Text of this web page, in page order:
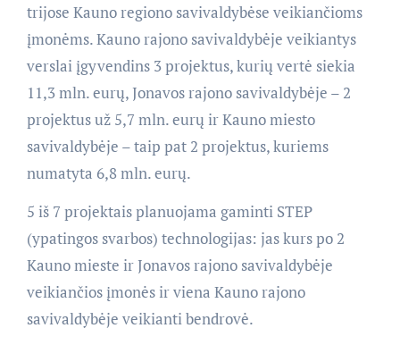
trijose Kauno regiono savivaldybėse veikiančioms
įmonėms. Kauno rajono savivaldybėje veikiantys
verslai įgyvendins 3 projektus, kurių vertė siekia
11,3 mln. eurų, Jonavos rajono savivaldybėje – 2
projektus už 5,7 mln. eurų ir Kauno miesto
savivaldybėje – taip pat 2 projektus, kuriems
numatyta 6,8 mln. eurų.
5 iš 7 projektais planuojama gaminti STEP
(ypatingos svarbos) technologijas: jas kurs po 2
Kauno mieste ir Jonavos rajono savivaldybėje
veikiančios įmonės ir viena Kauno rajono
savivaldybėje veikianti bendrovė.